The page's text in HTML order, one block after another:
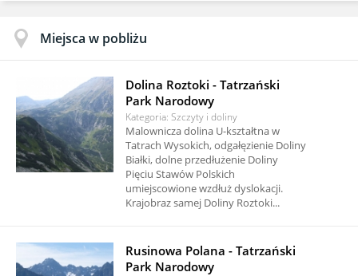
Miejsca w pobliżu
Dolina Roztoki - Tatrzański
Park Narodowy
Kategoria: Szczyty i doliny
Malownicza dolina U-kształtna w
Tatrach Wysokich, odgałęzienie Doliny
Białki, dolne przedłużenie Doliny
Pięciu Stawów Polskich
umiejscowione wzdłuż dyslokacji.
Krajobraz samej Doliny Roztoki...
Rusinowa Polana - Tatrzański
Park Narodowy